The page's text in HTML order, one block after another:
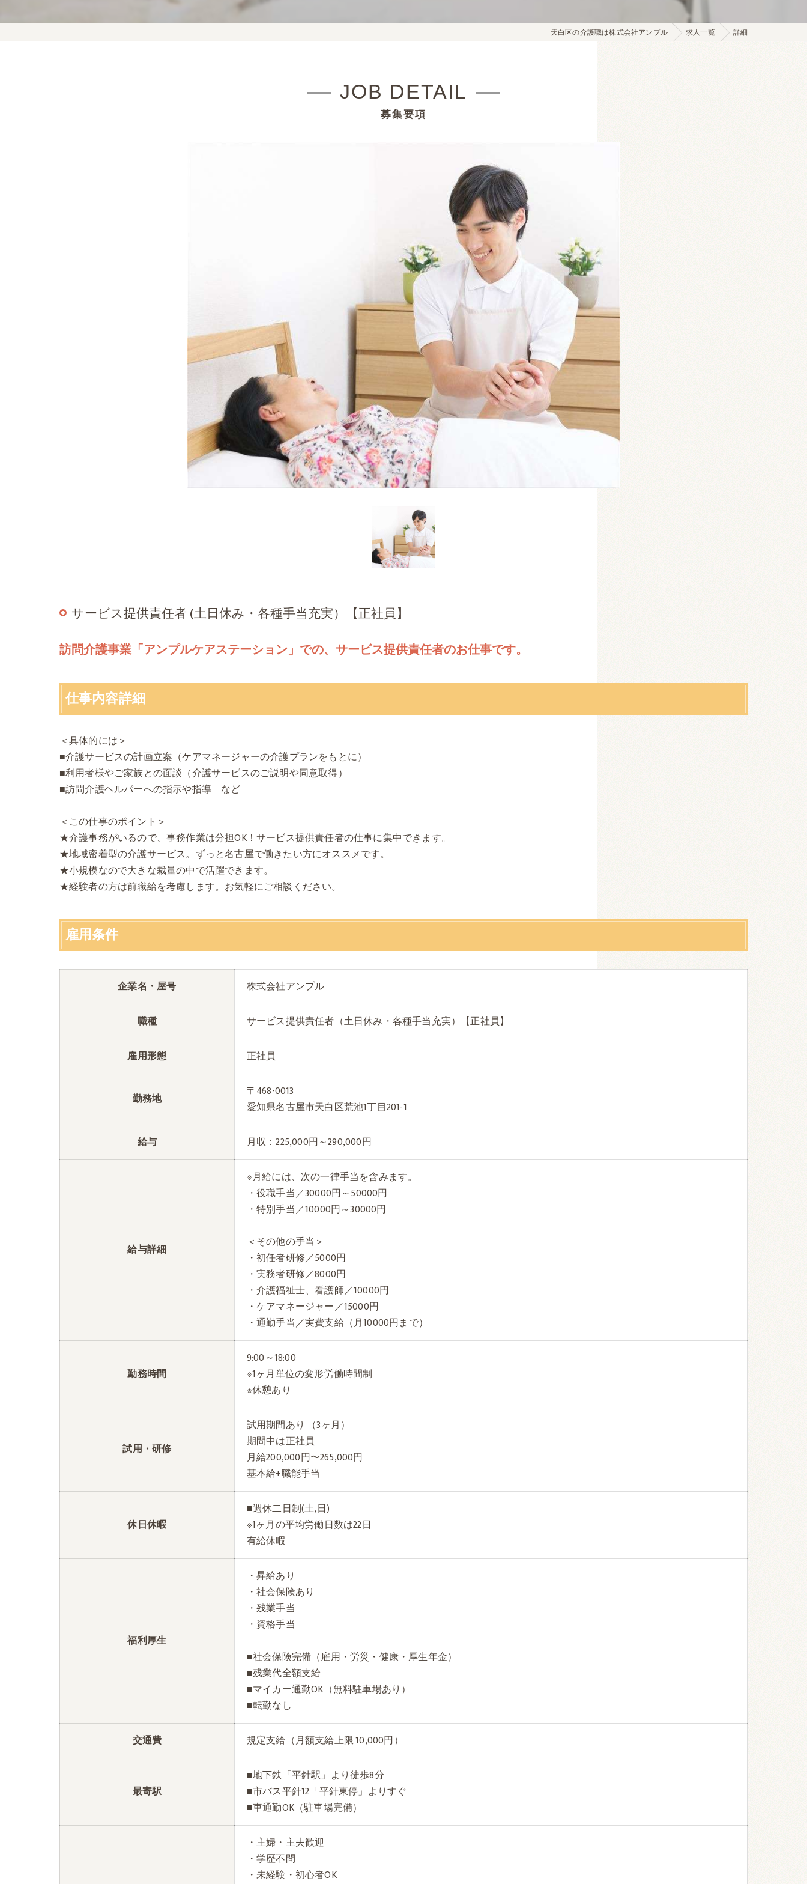
天白区の介護職は株式会社アンプル 求人一覧 詳細
募集要項
JOB DETAIL
サービス提供責任者 (土日休み・各種手当充実）【正社員】
訪問介護事業「アンプルケアステーション」での、サービス提供責任者のお仕事です。
仕事内容詳細
＜具体的には＞
■介護サービスの計画立案（ケアマネージャーの介護プランをもとに）
■利用者様やご家族との面談（介護サービスのご説明や同意取得）
■訪問介護ヘルパーへの指示や指導 など
＜この仕事のポイント＞
★介護事務がいるので、事務作業は分担OK！サービス提供責任者の仕事に集中できます。
★地域密着型の介護サービス。ずっと名古屋で働きたい方にオススメです。
★小規模なので大きな裁量の中で活躍できます。
★経験者の方は前職給を考慮します。お気軽にご相談ください。
雇用条件
企業名・屋号 株式会社アンプル
職種 サービス提供責任者（土日休み・各種手当充実）【正社員】
雇用形態 正社員
勤務地
〒468-0013
愛知県名古屋市天白区荒池1丁目201-1
給与 月収：225,000円～290,000円
給与詳細
※月給には、次の一律手当を含みます。
・役職手当／30000円～50000円
・特別手当／10000円～30000円
＜その他の手当＞
・初任者研修／5000円
・実務者研修／8000円
・介護福祉士、看護師／10000円
・ケアマネージャー／15000円
・通勤手当／実費支給（月10000円まで）
勤務時間
9:00～18:00
※1ヶ月単位の変形労働時間制
※休憩あり
試用・研修
試用期間あり （3ヶ月）
期間中は正社員
月給200,000円〜265,000円
基本給+職能手当
休日休暇
■週休二日制(土,日)
※1ヶ月の平均労働日数は22日
有給休暇
福利厚生
・昇給あり
・社会保険あり
・残業手当
・資格手当
■社会保険完備（雇用・労災・健康・厚生年金）
■残業代全額支給
■マイカー通勤OK（無料駐車場あり）
■転勤なし
交通費 規定支給（月額支給上限 10,000円）
最寄駅
■地下鉄「平針駅」より徒歩8分
■市バス平針12「平針東停」よりすぐ
■車通勤OK（駐車場完備）
・主婦・主夫歓迎
・学歴不問
・未経験・初心者OK